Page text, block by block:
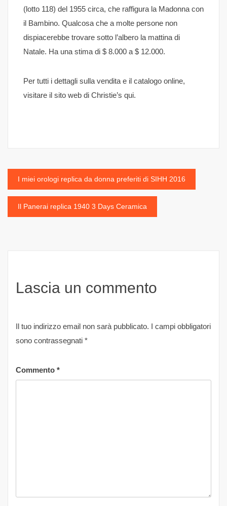
(lotto 118) del 1955 circa, che raffigura la Madonna con
il Bambino. Qualcosa che a molte persone non
dispiacerebbe trovare sotto l’albero la mattina di
Natale. Ha una stima di $ 8.000 a $ 12.000.
Per tutti i dettagli sulla vendita e il catalogo online,
visitare il sito web di Christie’s qui.
Navigazione
articoli
I miei orologi replica da donna preferiti di SIHH 2016
Il Panerai replica 1940 3 Days Ceramica
Lascia un commento
Il tuo indirizzo email non sarà pubblicato. I campi obbligatori
sono contrassegnati *
Commento *